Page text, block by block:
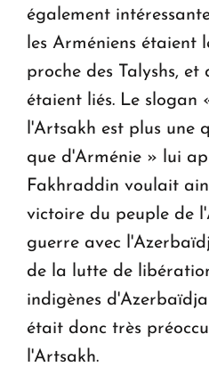
également
les Arméniens étaient
proche des Talyshs, et
étaient liés. Le slogan
l'Artsakh est plus une
que d'Arménie » lui
Fakhraddin voulait
victoire du peuple de
guerre avec
de la lutte de
indigènes
était donc très
l'Artsakh.